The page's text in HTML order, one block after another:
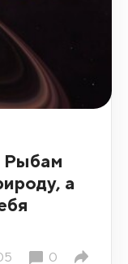
Рыбам
а
0